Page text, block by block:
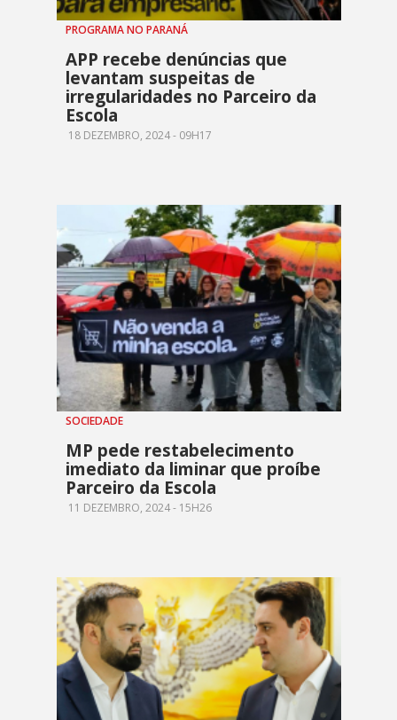
PROGRAMA NO PARANÁ
APP recebe denúncias que
levantam suspeitas de
irregularidades no Parceiro da
Escola
18 DEZEMBRO, 2024 - 09H17
SOCIEDADE
MP pede restabelecimento
imediato da liminar que proíbe
Parceiro da Escola
11 DEZEMBRO, 2024 - 15H26